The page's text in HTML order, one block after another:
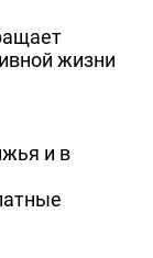
жизни
и в